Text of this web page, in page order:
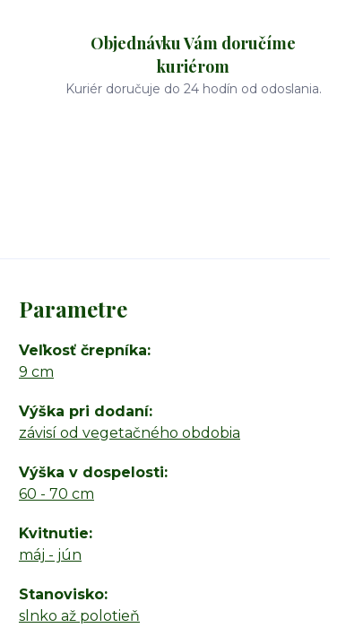
Objednávku Vám doručíme
kuriérom
Kuriér doručuje do 24 hodín od odoslania.
Parametre
Veľkosť črepníka
9 cm
Výška pri dodaní
závisí od vegetačného obdobia
Výška v dospelosti
60 - 70 cm
Kvitnutie
máj - jún
Stanovisko
slnko až polotieň